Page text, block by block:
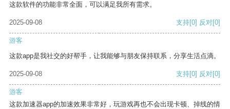
这款软件的功能非常全面，可以满足我所有需求。
2025-09-08 支持[0] 反对[0]
游客
这款app是我社交的好帮手，让我能够与朋友保持联系，分享生活点滴。
2025-09-08 支持[0] 反对[0]
游客
这款加速器app的加速效果非常好，玩游戏再也不会出现卡顿、掉线的情